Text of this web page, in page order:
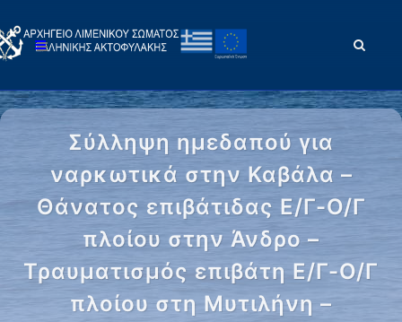
Σύλληψη ημεδαπού για
ναρκωτικά στην Καβάλα –
Θάνατος επιβάτιδας Ε/Γ-Ο/Γ
πλοίου στην Άνδρο –
Τραυματισμός επιβάτη Ε/Γ-Ο/Γ
πλοίου στη Μυτιλήνη –